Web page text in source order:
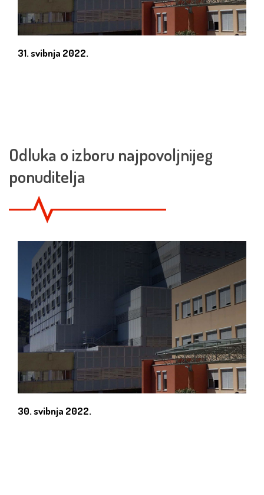
31. svibnja 2022.
Odluka o izboru najpovoljnijeg
ponuditelja
30. svibnja 2022.